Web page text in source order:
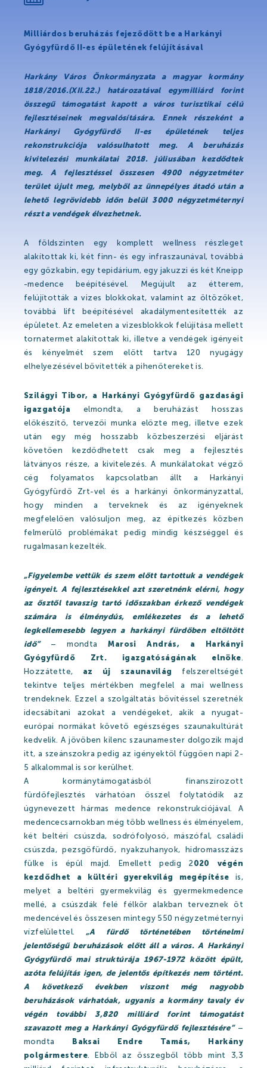
Hírek
Galéria
Rólunk mondták
Partnerek
Gyógyfürdő
Gyógyfürdő
Gyógyvíz
Harka Vízivilág
Gyógykezelések
Szaunavilág
Fedett Gyermekvilág
Wellness és spa
Harkányi Thermal kozmetikumok
Orvosi kutatások
Strandfürdő
Strandfürdő
Medencék
Kisgyermek úszás
Kikapcsolódási lehetőségek
Árak
Online jegyértékesítés
WEBSHOP
Ajándékutalványok
Gyógyfürdő és Vízivilág árak 2026
Strandfürdő árak 2026
Feltöltődés Harkányban!
Egészségpénztárak
Bérlemények
Szállásajánlat
NYITVATARTÁSKAPCSOLAT
Milliárdos beruházás fejeződött be a Harkányi
Gyógyfürdő II-es épületének felújításával
Harkány Város Önkormányzata a magyar kormány
1818/2016.(XII.22.) határozatával egymilliárd forint
összegű támogatást kapott a város turisztikai célú
fejlesztéseinek megvalósítására. Ennek részeként a
Harkányi Gyógyfürdő II-es épületének teljes
rekonstrukciója valósulhatott meg. A beruházás
kivitelezési munkálatai 2018. júliusában kezdődtek
meg. A fejlesztéssel összesen 4900 négyzetméter
terület újult meg, melyből az ünnepélyes átadó után a
lehető legrövidebb időn belül 3000 négyzetméternyi
részt a vendégek élvezhetnek.
A földszinten egy komplett wellness részleget
alakítottak ki, két finn- és egy infraszaunával, továbbá
egy gőzkabin, egy tepidárium, egy jakuzzi és két Kneipp
-medence beépítésével. Megújult az étterem,
felújították a vizes blokkokat, valamint az öltözőket,
továbbá lift beépítésével akadálymentesítették az
épületet. Az emeleten a vizesblokkok felújítása mellett
tornatermet alakítottak ki, illetve a vendégek igényeit
és kényelmét szem előtt tartva 120 nyugágy
elhelyezésével bővítették a pihenőtereket is.
Szilágyi Tibor, a Harkányi Gyógyfürdő gazdasági
igazgatója elmondta, a beruházást hosszas
előkészítő, tervezői munka előzte meg, illetve ezek
után egy még hosszabb közbeszerzési eljárást
követően kezdődhetett csak meg a fejlesztés
látványos része, a kivitelezés. A munkálatokat végző
cég folyamatos kapcsolatban állt a Harkányi
Gyógyfürdő Zrt-vel és a harkányi önkormányzattal,
hogy minden a terveknek és az igényeknek
megfelelően valósuljon meg, az építkezés közben
felmerülő problémákat pedig mindig készséggel és
rugalmasan kezelték.
„Figyelembe vettük és szem előtt tartottuk a vendégek
igényeit. A fejlesztésekkel azt szeretnénk elérni, hogy
az ősztől tavaszig tartó időszakban érkező vendégek
számára is élménydús, emlékezetes és a lehető
legkellemesebb legyen a harkányi fürdőben eltöltött
idő”– mondtaMarosi András, a Harkányi
Gyógyfürdő Zrt. igazgatóságának elnöke.
Hozzátette, az új szaunavilág
felszereltségét
tekintve teljes mértékben megfelel a mai wellness
trendeknek. Ezzel a szolgáltatás bővítéssel szeretnék
idecsábítani azokat a vendégeket, akik a nyugat-
európai normákat követő egészséges szaunakultúrát
kedvelik. A jövőben kilenc szaunamester dolgozik majd
itt, a szeánszokra pedig az igényektől függően napi 2-
5 alkalommal is sor kerülhet.
A kormánytámogatásból finanszírozott
fürdőfejlesztés várhatóan ősszel folytatódik az
úgynevezett hármas medence rekonstrukciójával. A
medencecsarnokban még több wellness és élményelem,
két beltéri csúszda, sodrófolyosó, mászófal, családi
csúszda, pezsgőfürdő, nyakzuhanyok, hidromasszázs
fülke is épül majd. Emellett pedig 2020 végén
kezdődhet a kültéri gyerekvilág megépítése is,
melyet a beltéri gyermekvilág és gyermekmedence
mellé, a csúszdák felé félkör alakban terveznek öt
medencével és összesen mintegy 550 négyzetméternyi
vízfelülettel.„A fürdő történetében történelmi
jelentőségű beruházások előtt áll a város. A Harkányi
Gyógyfürdő mai struktúrája 1967-1972 között épült,
azóta felújítás igen, de jelentős építkezés nem történt.
A következő években viszont még nagyobb
beruházások várhatóak, ugyanis a kormány tavaly év
végén további 3,820 milliárd forint támogatást
szavazott meg a Harkányi Gyógyfürdő fejlesztésére”–
mondta
Baksai Endre Tamás, Harkány
polgármestere. Ebből az összegből több mint 3,3